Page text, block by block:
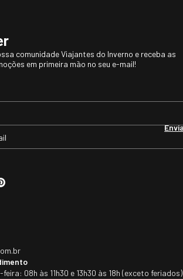
comunidade Viajantes do Inverno e receba as
em primeira mão no seu e-mail!
08h às 11h30 e 13h30 às 18h (exceto feriados)